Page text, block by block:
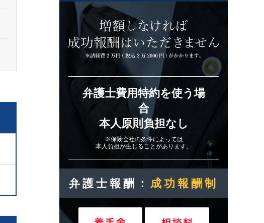
弁護士費用特約を使う場
合
本人原則負担なし
※保険会社の条件によっては
本人負担が生じることがあります。
弁護士報酬： 成功報酬制